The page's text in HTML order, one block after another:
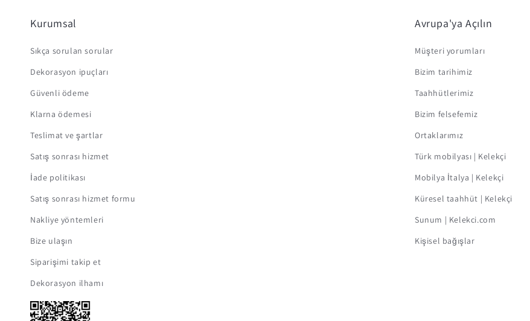
Kurumsal
Sıkça sorulan sorular
Dekorasyon ipuçları
Güvenli ödeme
Klarna ödemesi
Teslimat ve şartlar
Satış sonrası hizmet
İade politikası
Satış sonrası hizmet formu
Nakliye yöntemleri
Bize ulaşın
Siparişimi takip et
Dekorasyon ilhamı
Avrupa'ya Açılın
Müşteri yorumları
Bizim tarihimiz
Taahhütlerimiz
Bizim felsefemiz
Ortaklarımız
Türk mobilyası | Kelekçi
Mobilya İtalya | Kelekçi
Küresel taahhüt | Kelekçi
Sunum | Kelekci.com
Kişisel bağışlar